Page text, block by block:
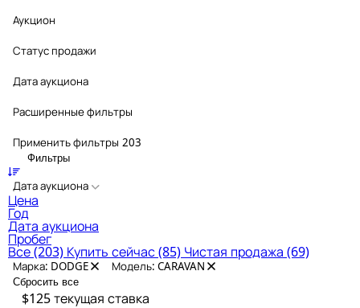
Аукцион
Статус продажи
Дата аукциона
Расширенные фильтры
Применить фильтры 203
Фильтры
Дата аукциона
Цена
Год
Дата аукциона
Пробег
Все(203) Купить сейчас(85) Чистая продажа (69)
Марка: DODGE Модель: CARAVAN
Сбросить все
$125текущая ставка